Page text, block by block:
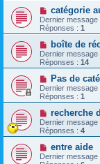
catégorie
Dernier message
Réponses : 1
boîte de
Dernier message
Réponses : 14
Pas de
Dernier message
Réponses : 1
recherche
Dernier message
Réponses : 4
entre aide
Dernier message